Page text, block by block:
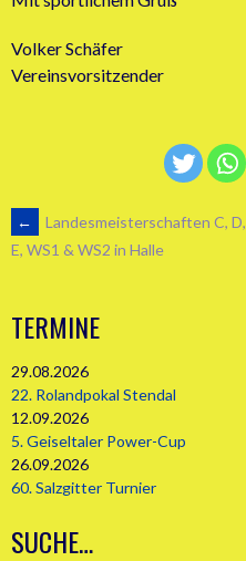
Volker Schäfer
Vereinsvorsitzender
ARTIKEL-
←
Landesmeisterschaften C, D,
E, WS1 & WS2 in Halle
TERMINE
29.08.2026
22. Rolandpokal Stendal
12.09.2026
5. Geiseltaler Power-Cup
26.09.2026
60. Salzgitter Turnier
SUCHE…